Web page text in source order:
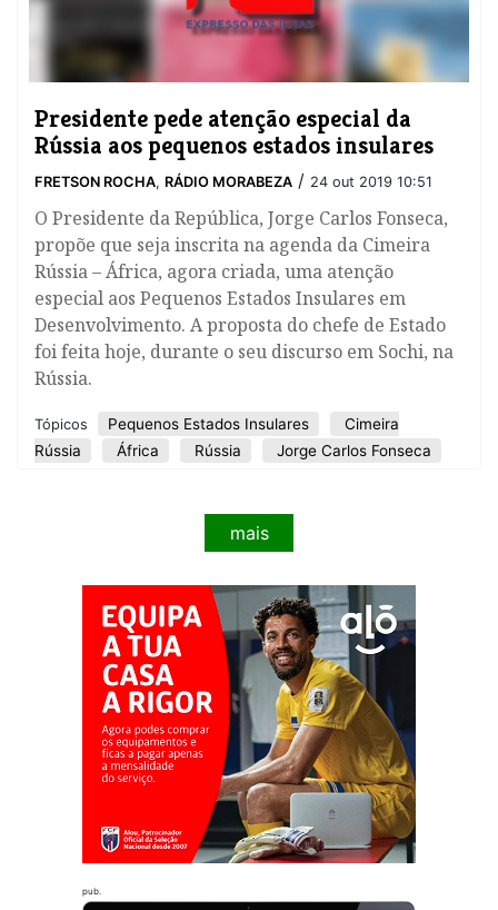
Presidente pede atenção especial da
Rússia aos pequenos estados insulares
FRETSON ROCHA, RÁDIO MORABEZA / 24 out 2019 10:51
O Presidente da República, Jorge Carlos Fonseca,
propõe que seja inscrita na agenda da Cimeira
Rússia – África, agora criada, uma atenção
especial aos Pequenos Estados Insulares em
Desenvolvimento. A proposta do chefe de Estado
foi feita hoje, durante o seu discurso em Sochi, na
Rússia.
Tópicos Pequenos Estados Insulares
Cimeira
Rússia
África Rússia Jorge Carlos Fonseca
mais
pub.